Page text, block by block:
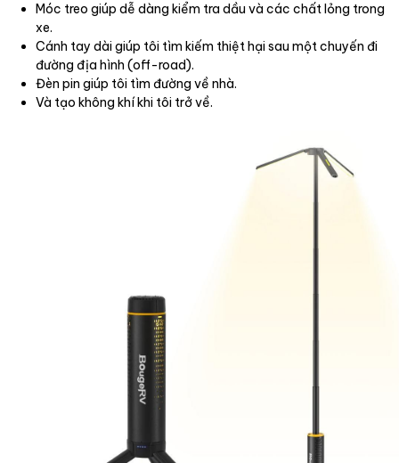
Móc treo giúp dễ dàng kiểm tra dầu và các chất lỏng trong
xe.
Cánh tay dài giúp tôi tìm kiếm thiệt hại sau một chuyến đi
đường địa hình (off-road).
Đèn pin giúp tôi tìm đường về nhà.
Và tạo không khí khi tôi trở về.